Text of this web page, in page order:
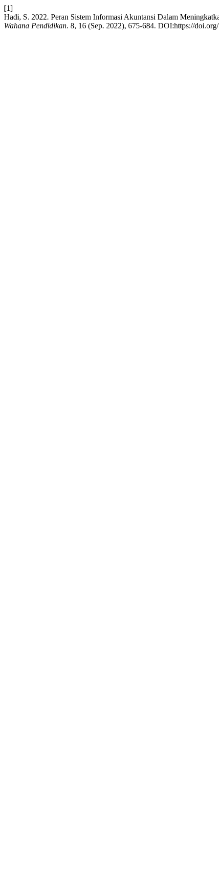
[1]
Hadi, S. 2022. Peran Sistem Informasi Akuntansi Dalam
Wahana Pendidikan. 8, 16 (Sep. 2022), 675-684. DOI:https://